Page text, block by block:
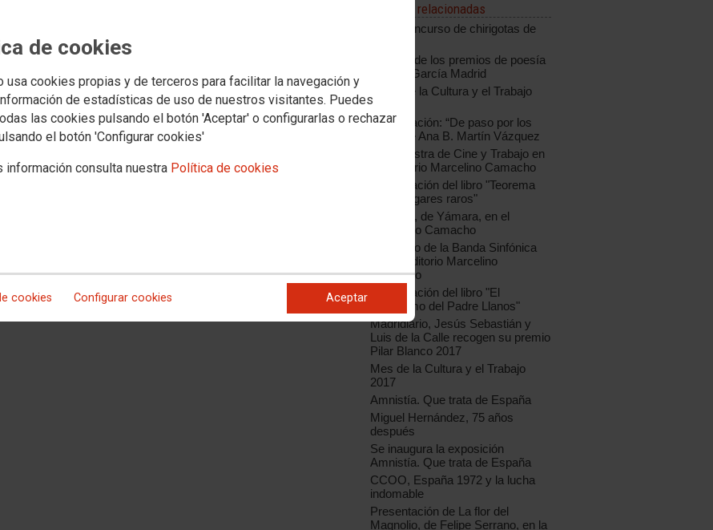
de cookies
usa cookies propias y de terceros para facilitar la navegación y
de estadísticas de uso de nuestros visitantes. Puedes
las cookies pulsando el botón 'Aceptar' o configurarlas o rechazar
el botón 'Configurar cookies'
información consulta nuestra Política de cookies
cookies Configurar cookies Aceptar
Noticias relacionadas
XXIII Concurso de chirigotas de
Entrega de los premios de poesía
Andrés García Madrid
Mayo de la Cultura y el Trabajo
2017
Presentación: “De paso por los
días”, de Ana B. Martín Vázquez
15ª Muestra de Cine y Trabajo en
el Auditorio Marcelino Camacho
Presentación del libro "Teorema
de los lugares raros"
"8 sillas", de Yámara, en el
Marcelino Camacho
Concierto de la Banda Sinfónica
en el Auditorio Marcelino
Camacho
Presentación del libro "El
profetismo del Padre Llanos"
Madridiario, Jesús Sebastián y
Luis de la Calle recogen su premio
Pilar Blanco 2017
Mes de la Cultura y el Trabajo
2017
Amnistía. Que trata de España
Miguel Hernández, 75 años
después
Se inaugura la exposición
Amnistía. Que trata de España
CCOO, España 1972 y la lucha
indomable
Presentación de La flor del
Magnolio, de Felipe Serrano, en la